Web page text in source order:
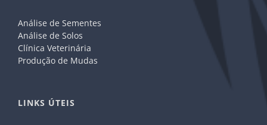
Análise de Sementes
Análise de Solos
Clínica Veterinária
Produção de Mudas
LINKS ÚTEIS